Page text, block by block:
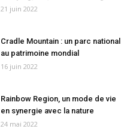
21 juin 2022
Cradle Mountain : un parc national
au patrimoine mondial
16 juin 2022
Rainbow Region, un mode de vie
en synergie avec la nature
24 mai 2022